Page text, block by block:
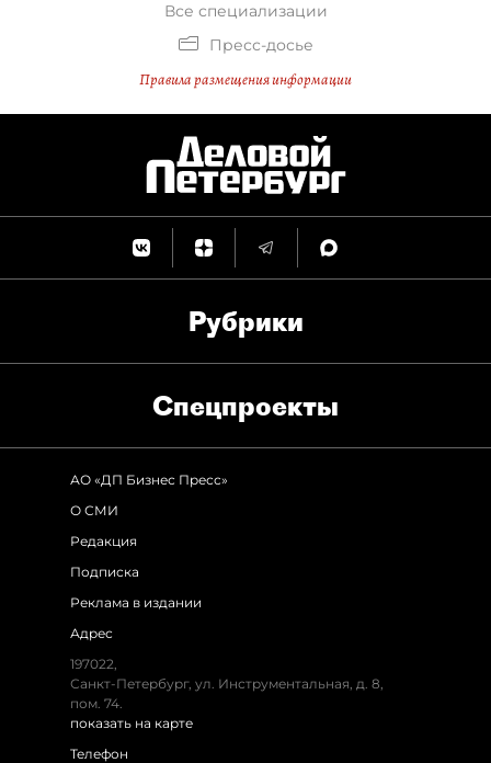
Все специализации
Пресс-досье
Правила размещения информации
Рубрики
Спец­проекты
АО «ДП Бизнес Пресс»
О СМИ
Редакция
Подписка
Реклама в издании
Адрес
197022,
Санкт-Петербург, ул. Инструментальная, д. 8,
пом. 74.
показать на карте
Телефон